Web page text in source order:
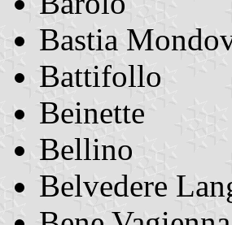
Bastia
Battifollo
Beinette
Bellino
Belvedere